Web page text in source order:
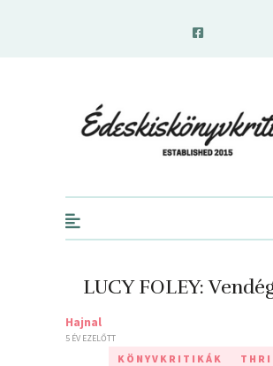
LUCY FOLEY:
Hajnal
5 ÉV EZELŐTT
KÖNYVKRITIKÁK